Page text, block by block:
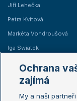
Jiří Lehečka
Petra Kvitová
Markéta Vondroušová
Iga Swiatek
Žebříčky
Žebříček ATP (muži)
Ochrana
zajímá
My a naši partneři